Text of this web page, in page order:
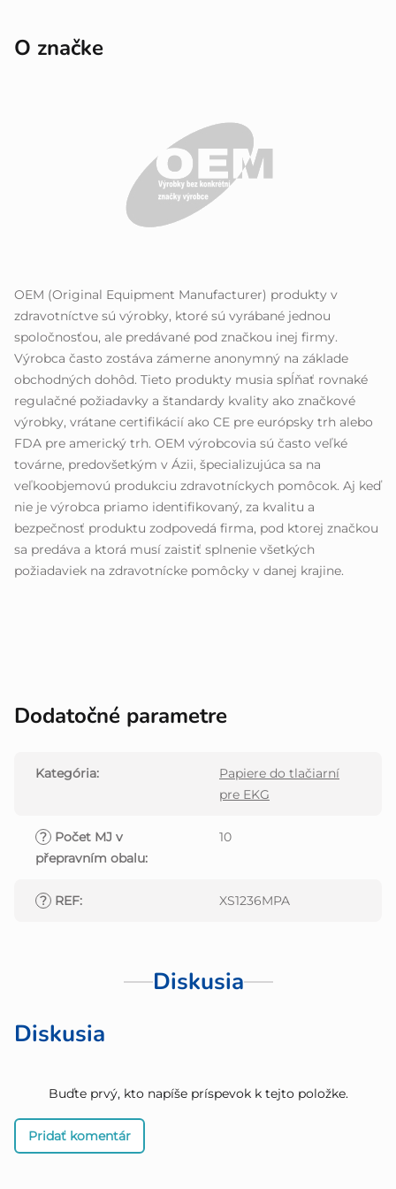
O značke
OEM (Original Equipment Manufacturer) produkty v
zdravotníctve sú výrobky, ktoré sú vyrábané jednou
spoločnosťou, ale predávané pod značkou inej firmy.
Výrobca často zostáva zámerne anonymný na základe
obchodných dohôd. Tieto produkty musia spĺňať rovnaké
regulačné požiadavky a štandardy kvality ako značkové
výrobky, vrátane certifikácií ako CE pre európsky trh alebo
FDA pre americký trh. OEM výrobcovia sú často veľké
továrne, predovšetkým v Ázii, špecializujúca sa na
veľkoobjemovú produkciu zdravotníckych pomôcok. Aj keď
nie je výrobca priamo identifikovaný, za kvalitu a
bezpečnosť produktu zodpovedá firma, pod ktorej značkou
sa predáva a ktorá musí zaistiť splnenie všetkých
požiadaviek na zdravotnícke pomôcky v danej krajine.
Dodatočné parametre
Kategória:
Papiere do tlačiarní
pre EKG
? Počet MJ v
přepravním obalu:
10
? REF: XS1236MPA
Diskusia
Diskusia
Buďte prvý, kto napíše príspevok k tejto položke.
Pridať komentár